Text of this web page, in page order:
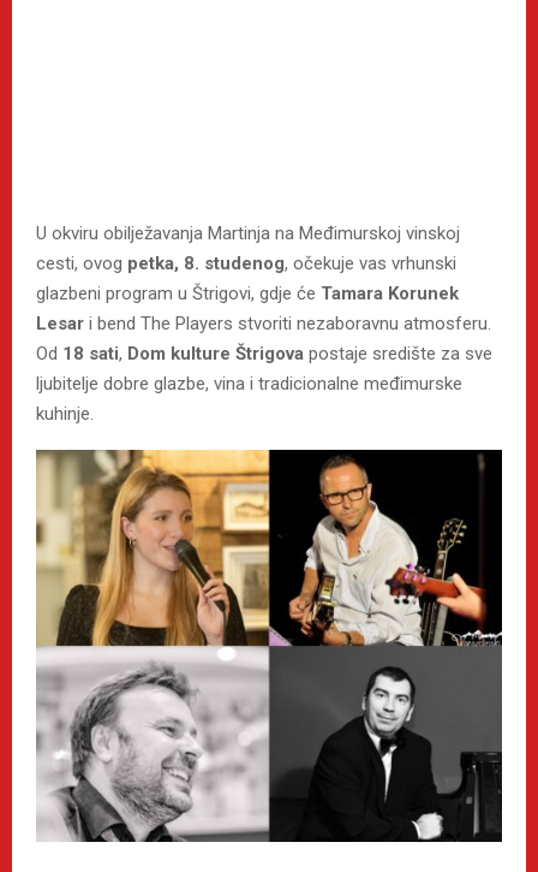
U okviru obilježavanja Martinja na Međimurskoj vinskoj
cesti, ovog petka, 8. studenog, očekuje vas vrhunski
glazbeni program u Štrigovi, gdje će Tamara Korunek
Lesar i bend The Players stvoriti nezaboravnu atmosferu.
Od 18 sati, Dom kulture Štrigova postaje središte za sve
ljubitelje dobre glazbe, vina i tradicionalne međimurske
kuhinje.